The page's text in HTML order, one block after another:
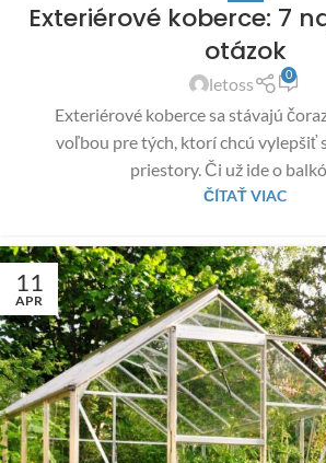
Exteriérové koberce: 7
otázok
letoss 0
Exteriérové koberce sa stávajú
voľbou pre tých, ktorí chcú vylepšiť
priestory. Či už ide o
ČÍTAŤ VIAC
11
APR